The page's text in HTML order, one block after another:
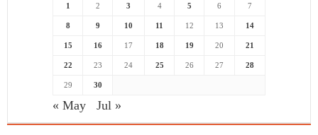
1
2 3 4 5 6 7
8 9 10 11 12 13 14
15 16 17 18 19 20 21
22 23 24 25 26 27 28
29 30
« May Jul »